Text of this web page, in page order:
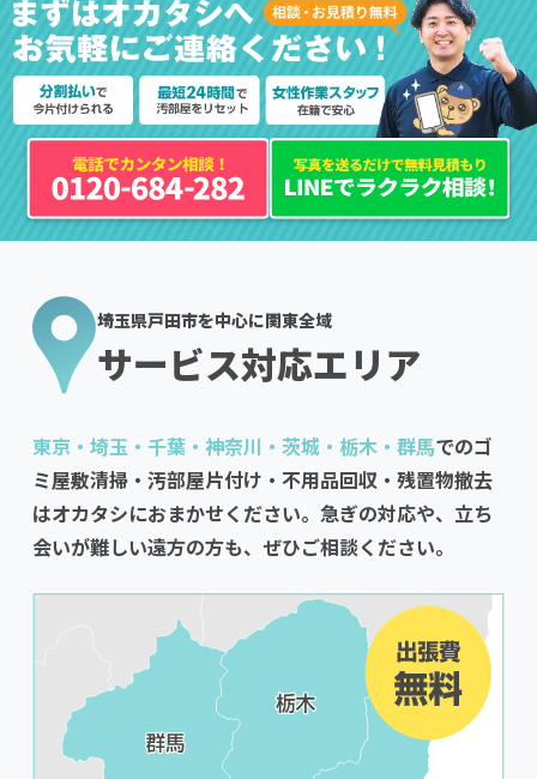
埼玉県戸田市を中心に関東全域
サービス対応エリア
東京・埼玉・千葉・神奈川・茨城・栃木・群馬でのゴ
ミ屋敷清掃・汚部屋片付け・不用品回収・残置物撤去
はオカタシにおまかせください。急ぎの対応や、立ち
会いが難しい遠方の方も、ぜひご相談ください。